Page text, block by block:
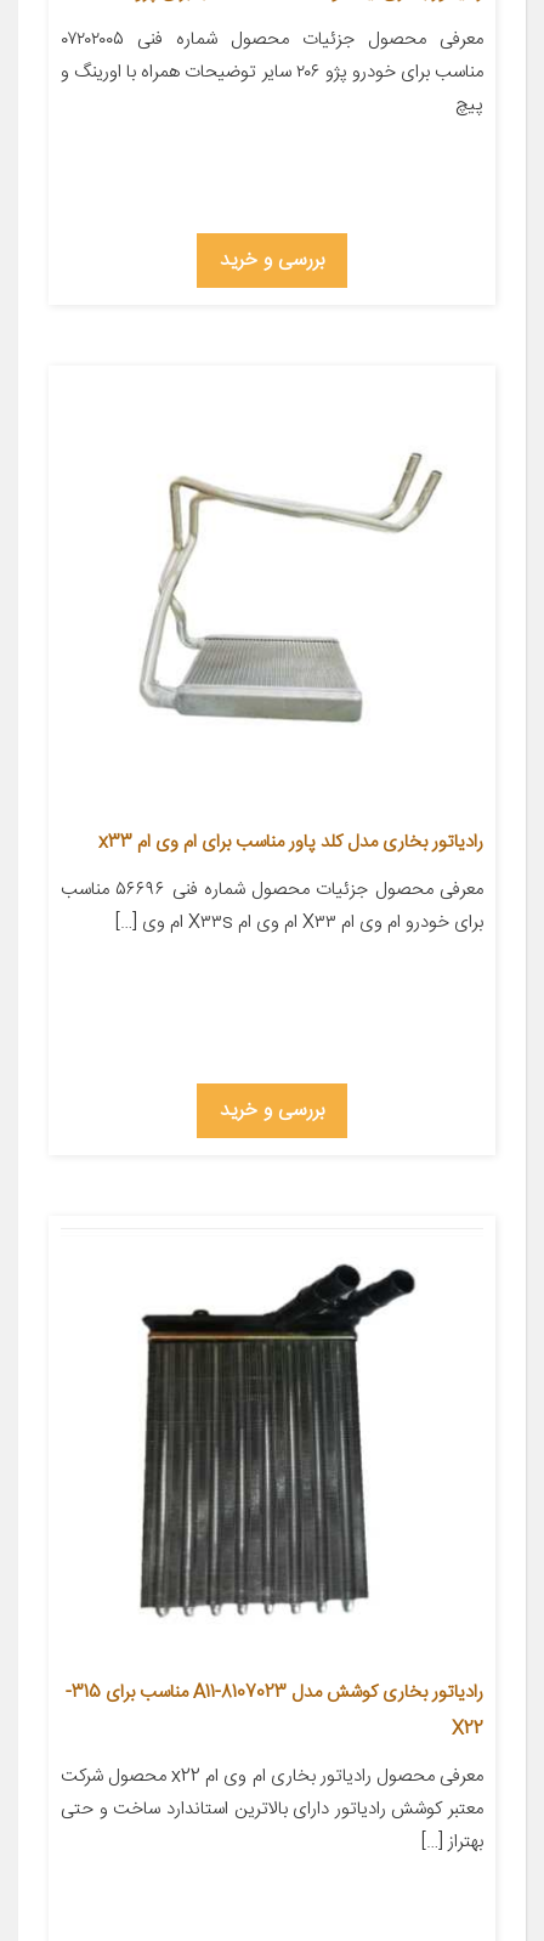
معرفی محصول جزئیات محصول شماره فنی ۰۷۲۰۲۰۰۵
مناسب برای خودرو پژو ۲۰۶ سایر توضیحات همراه با اورینگ و
پیچ
بررسی و خرید
رادیاتور بخاری مدل کلد پاور مناسب برای ام وی ام x33
معرفی محصول جزئیات محصول شماره فنی ۵۶۶۹۶ مناسب
برای خودرو ام وی ام X۳۳ ام وی ام X۳۳s ام وی […]
بررسی و خرید
رادیاتور بخاری کوشش مدل A11-8107023 مناسب برای 315-
X22
معرفی محصول رادیاتور بخاری ام وی ام x22 محصول شرکت
معتبر کوشش رادیاتور دارای بالاترین استاندارد ساخت و حتی
بهتراز […]